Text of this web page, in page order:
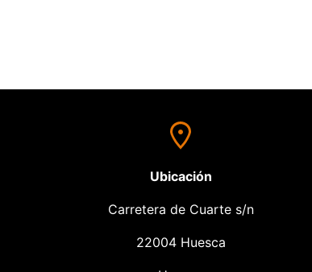
Ubicación
Carretera de Cuarte s/n
22004 Huesca